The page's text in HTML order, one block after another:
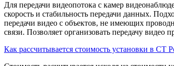
Для передачи видеопотока с камер
скорость и стабильность передачи данных.
передачи видео с объектов, не имеющих
связи. Позволяет организовать передачу видео
Как рассчитывается стоимость установки в СТ